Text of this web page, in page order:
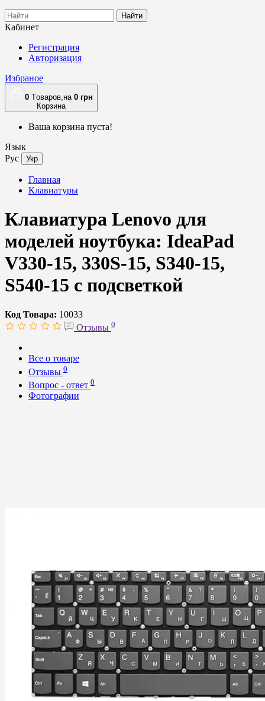
Найти
Кабинет
Регистрация
Авторизация
Избраное
0 Tоваров,на 0 грн
Корзина
Ваша корзина пуста!
Язык
Рус
Укр
Главная
Клавиатуры
Клавиатура Lenovo для
моделей ноутбука: IdeaPad
V330-15, 330S-15, S340-15,
S540-15 с подсветкой
Код Товара: 10033
Отзывы 0
Все о товаре
Отзывы 0
Вопрос - ответ 0
Фотографии